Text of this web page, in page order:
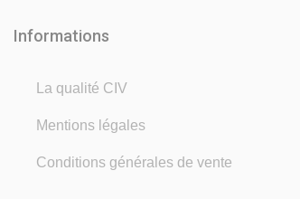
Informations
La qualité CIV
Mentions légales
Conditions générales de vente